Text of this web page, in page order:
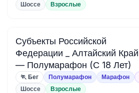
Шоссе Взрослые
Субъекты Российской
Федерации _ Алтайский Край
— Полумарафон (С 18 Лет)
🏃 Бег Полумарафон Марафон
Шоссе Взрослые